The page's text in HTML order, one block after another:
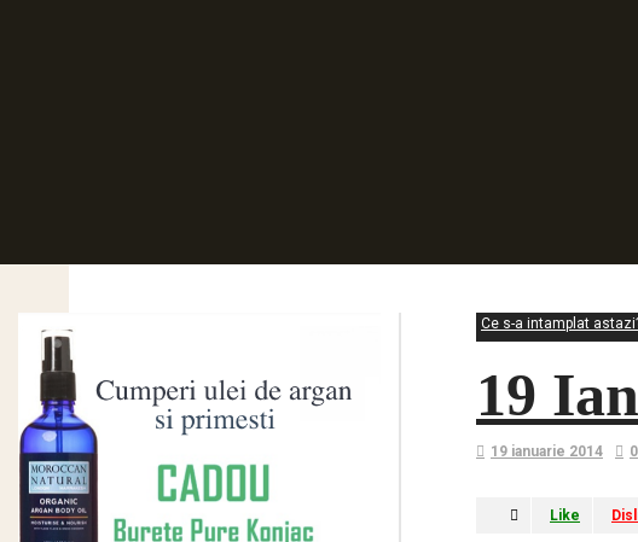
Ce s-a intamplat
19
19 ianuarie 2014 0
Like